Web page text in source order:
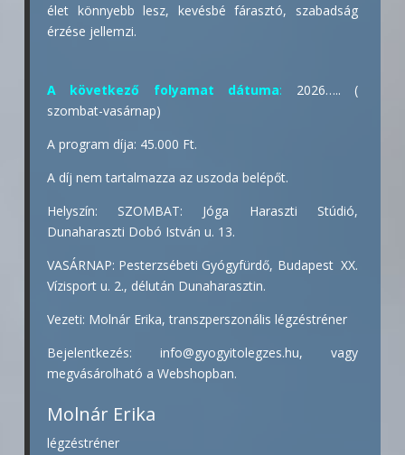
élet könnyebb lesz, kevésbé fárasztó, szabadság
érzése jellemzi.
A következő folyamat dátuma: 2026….. (
szombat-vasárnap)
A program díja: 45.000 Ft.
A díj nem tartalmazza az uszoda belépőt.
Helyszín: SZOMBAT: Jóga Haraszti Stúdió,
Dunaharaszti Dobó István u. 13.
VASÁRNAP: Pesterzsébeti Gyógyfürdő, Budapest XX.
Vízisport u. 2., délután Dunaharasztin.
Vezeti: Molnár Erika, transzperszonális légzéstréner
Bejelentkezés: info@gyogyitolegzes.hu, vagy
megvásárolható a Webshopban.
Molnár Erika
légzéstréner